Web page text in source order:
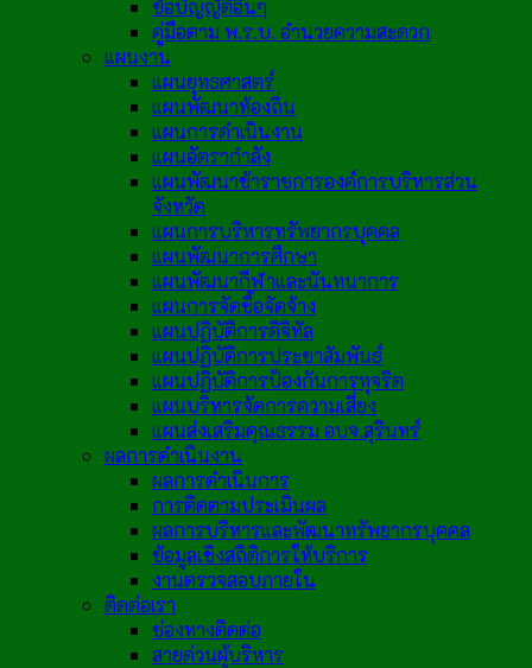
ข้อบัญญัติอื่นๆ
คู่มือตาม พ.ร.บ. อำนวยความสะดวก
แผนงาน
แผนยุทธศาสตร์
แผนพัฒนาท้องถิ่น
แผนการดำเนินงาน
แผนอัตรากำลัง
แผนพัฒนาข้าราชการองค์การบริหารส่วน
จังหวัด
แผนการบริหารทรัพยากรบุคคล
แผนพัฒนาการศึกษา
แผนพัฒนากีฬาและนันทนาการ
แผนการจัดซื้อจัดจ้าง
แผนปฏิบัติการดิจิทัล
แผนปฏิบัติการประชาสัมพันธ์
แผนปฏิบัติการป้องกันการทุจริต
แผนบริหารจัดการความเสี่ยง
แผนส่งเสริมคุณธรรม อบจ.สุรินทร์
ผลการดำเนินงาน
ผลการดำเนินการ
การติดตามประเมินผล
ผลการบริหารและพัฒนาทรัพยากรบุคคล
ข้อมูลเชิงสถิติการให้บริการ
งานตรวจสอบภายใน
ติดต่อเรา
ช่องทางติดต่อ
สายด่วนผู้บริหาร